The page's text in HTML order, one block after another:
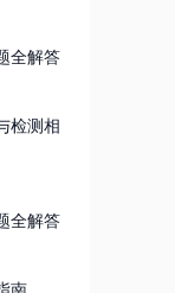
全解答
检测相
全解答